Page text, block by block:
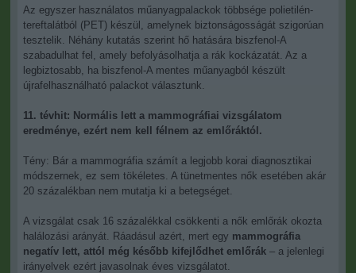
Az egyszer használatos műanyagpalackok többsége polietilén-
tereftalátból (PET) készül, amelynek biztonságosságát szigorúan
tesztelik. Néhány kutatás szerint hő hatására biszfenol-A
szabadulhat fel, amely befolyásolhatja a rák kockázatát. Az a
legbiztosabb, ha biszfenol-A mentes műanyagból készült
újrafelhasználható palackot választunk.
11. tévhit: Normális lett a mammográfiai vizsgálatom
eredménye, ezért nem kell félnem az emlőráktól.
Tény: Bár a mammográfia számít a legjobb korai diagnosztikai
módszernek, ez sem tökéletes. A tünetmentes nők esetében akár
20 százalékban nem mutatja ki a betegséget.
A vizsgálat csak 16 százalékkal csökkenti a nők emlőrák okozta
halálozási arányát. Ráadásul azért, mert egy mammográfia
negatív lett, attól még később kifejlődhet emlőrák – a jelenlegi
irányelvek ezért javasolnak éves vizsgálatot.